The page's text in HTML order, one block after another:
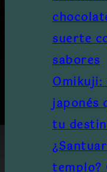
suerte
sabores
Omikuji:
japonés
tu